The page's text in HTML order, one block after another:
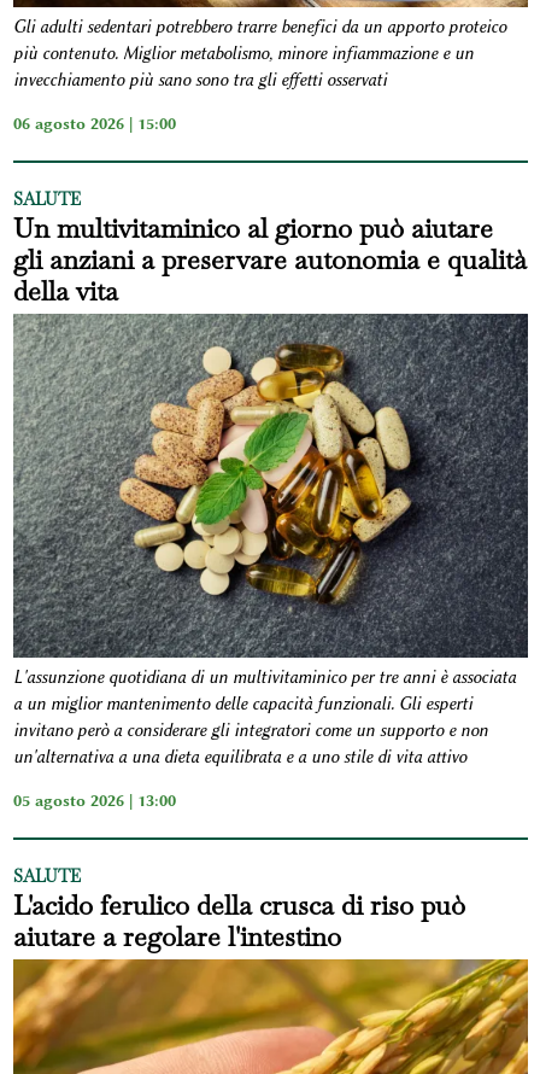
Gli adulti sedentari potrebbero trarre benefici da un apporto proteico
più contenuto. Miglior metabolismo, minore infiammazione e un
invecchiamento più sano sono tra gli effetti osservati
06 agosto 2026 | 15:00
SALUTE
Un multivitaminico al giorno può aiutare
gli anziani a preservare autonomia e qualità
della vita
L'assunzione quotidiana di un multivitaminico per tre anni è associata
a un miglior mantenimento delle capacità funzionali. Gli esperti
invitano però a considerare gli integratori come un supporto e non
un'alternativa a una dieta equilibrata e a uno stile di vita attivo
05 agosto 2026 | 13:00
SALUTE
L'acido ferulico della crusca di riso può
aiutare a regolare l'intestino